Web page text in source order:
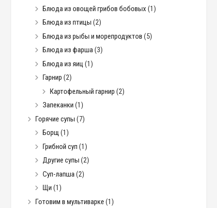
Блюда из овощей грибов бобовых (1)
Блюда из птицы (2)
Блюда из рыбы и морепродуктов (5)
Блюда из фарша(3)
Блюда из яиц (1)
Гарнир (2)
Картофельный гарнир (2)
Запеканки (1)
Горячие супы (7)
Борщ (1)
Грибной суп (1)
Другие супы (2)
Суп-лапша(2)
Щи (1)
Готовим в мультиварке (1)